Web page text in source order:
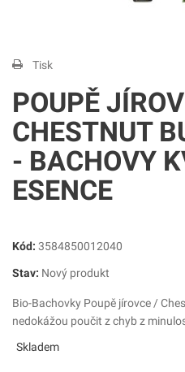
Tisk
POUPĚ
CHESTNUT
- BACHOVY
ESENCE
Kód: 3584850012040
Stav: Nový produkt
Bio-Bachovky Poupě jírovce /
nedokážou poučit z chyb z
Skladem